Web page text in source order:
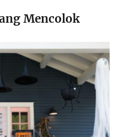
Mencolok